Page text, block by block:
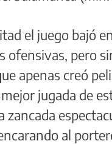
el juego bajó
ofensivas, pero
apenas creó
jugada de
zancada
al